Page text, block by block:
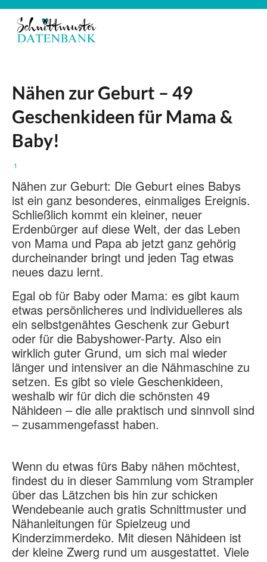
Nähen zur Geburt – 49
Geschenkideen für Mama &
Baby!
1
Nähen zur Geburt: Die Geburt eines Babys
ist ein ganz besonderes, einmaliges Ereignis.
Schließlich kommt ein kleiner, neuer
Erdenbürger auf diese Welt, der das Leben
von Mama und Papa ab jetzt ganz gehörig
durcheinander bringt und jeden Tag etwas
neues dazu lernt.
Egal ob für Baby oder Mama: es gibt kaum
etwas persönlicheres und individuelleres als
ein selbstgenähtes Geschenk zur Geburt
oder für die Babyshower-Party. Also ein
wirklich guter Grund, um sich mal wieder
länger und intensiver an die Nähmaschine zu
setzen. Es gibt so viele Geschenkideen,
weshalb wir für dich die schönsten 49
Nähideen – die alle praktisch und sinnvoll sind
– zusammengefasst haben.
Wenn du etwas fürs Baby nähen möchtest,
findest du in dieser Sammlung vom Strampler
über das Lätzchen bis hin zur schicken
Wendebeanie auch gratis Schnittmuster und
Nähanleitungen für Spielzeug und
Kinderzimmerdeko. Mit diesen Nähideen ist
der kleine Zwerg rund um ausgestattet. Viele